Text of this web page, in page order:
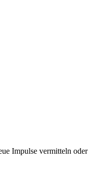
Im­pul­se vermitteln oder